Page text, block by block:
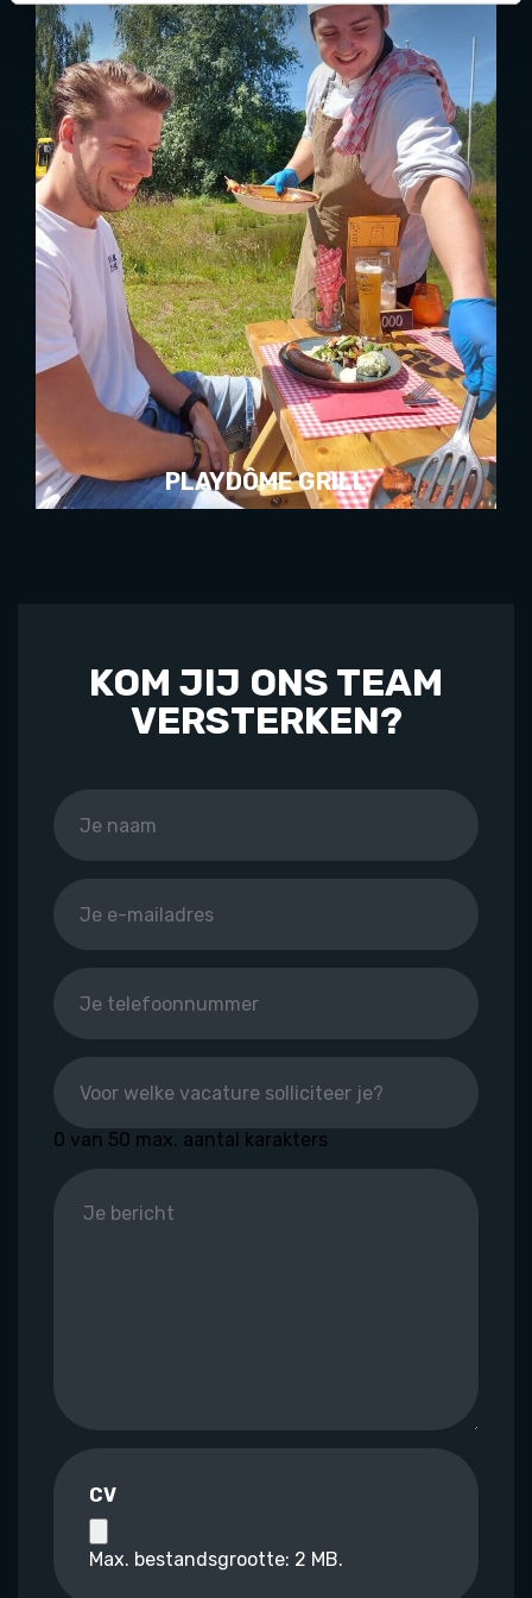
PLAYDÔME GRILL
KOM JIJ ONS TEAM
VERSTERKEN?
0 van 50 max. aantal karakters
CV
Max. bestandsgrootte: 2 MB.